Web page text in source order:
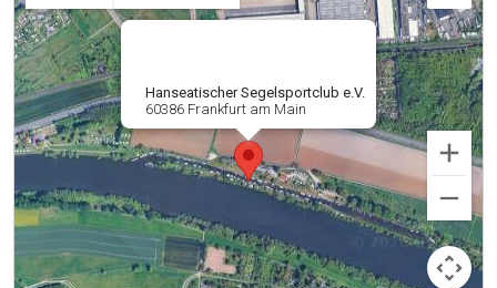
Hanseatischer Segelsportclub e.V.
60386 Frankfurt am Main